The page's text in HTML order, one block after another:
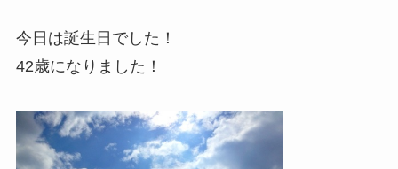
今日は誕生日でした！
42歳になりました！